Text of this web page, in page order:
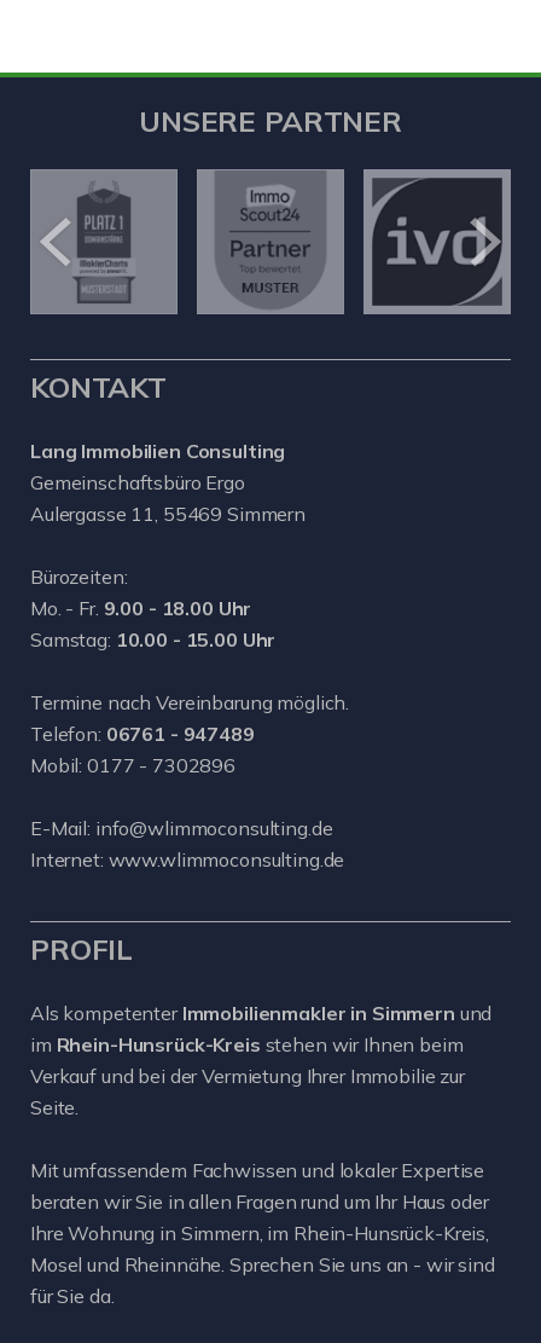
UNSERE PARTNER
KONTAKT
Lang Immobilien Consulting
Gemeinschaftsbüro Ergo
Aulergasse 11, 55469 Simmern
Bürozeiten:
Mo. - Fr. 9.00 - 18.00 Uhr
Samstag: 10.00 - 15.00 Uhr
Termine nach Vereinbarung möglich.
Telefon: 06761 - 947489
Mobil: 0177 - 7302896
E-Mail: info@wlimmoconsulting.de
Internet: www.wlimmoconsulting.de
PROFIL
Als kompetenter Immobilienmakler in Simmern und
im Rhein-Hunsrück-Kreis stehen wir Ihnen beim
Verkauf und bei der Vermietung Ihrer Immobilie zur
Seite.
Mit umfassendem Fachwissen und lokaler Expertise
beraten wir Sie in allen Fragen rund um Ihr Haus oder
Ihre Wohnung in Simmern, im Rhein-Hunsrück-Kreis,
Mosel und Rheinnähe. Sprechen Sie uns an - wir sind
für Sie da.